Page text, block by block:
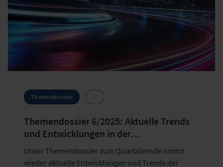
Themendossier
Themendossier 6/2025: Aktuelle Trends
und Entwicklungen in der
Versicherungsbranche
Unser Themendossier zum Quartalsende nimmt
wieder aktuelle Entwicklungen und Trends der